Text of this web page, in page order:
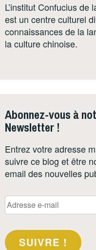
L’institut Confucius de
est un centre culturel
connaissances de la
la culture chinoise.
Abonnez-vous à
Newsletter !
Entrez votre adresse
suivre ce blog et être
email des nouvelles
Adresse
e-
SUIVRE !